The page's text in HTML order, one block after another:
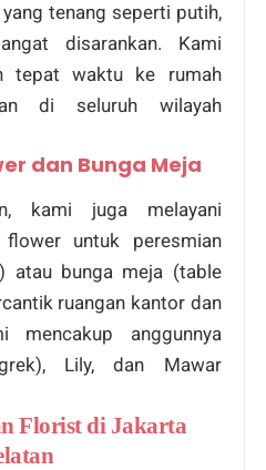
tenang seperti putih,
disarankan. Kami
tepat waktu ke rumah
di seluruh wilayah
dan Bunga Meja
kami juga melayani
untuk peresmian
atau bunga meja (table
ruangan kantor dan
mencakup anggunnya
Lily, dan Mawar
Florist di Jakarta